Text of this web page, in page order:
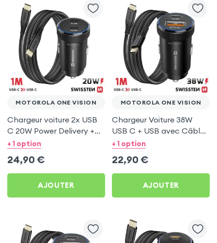
MOTOROLA ONE VISION
Chargeur voiture 2x USB
C 20W Power Delivery +
Câble USB C 60W pour
+ 1 option
24,90 €
AJOUTER
MOTOROLA ONE VISION
Chargeur Voiture 38W
USB C + USB avec Câble
type C Swissten pour
+ 1 option
22,90 €
AJOUTER